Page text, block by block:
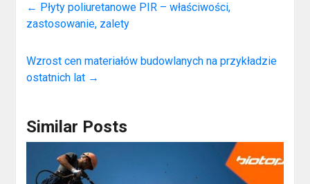
← Płyty poliuretanowe PIR – właściwości,
zastosowanie, zalety
Wzrost cen materiałów budowlanych na przykładzie
ostatnich lat →
Similar Posts